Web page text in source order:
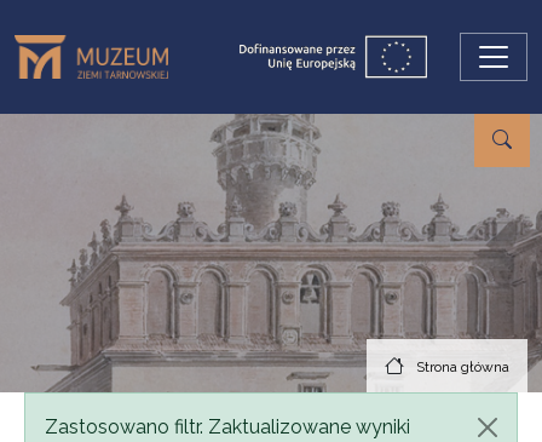
Strona główna
Komunikat
Zastosowano filtr. Zaktualizowane wyniki